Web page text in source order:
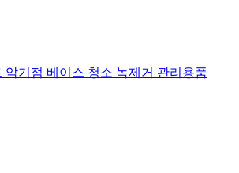
악기점 베이스 청소 녹제거 관리용품